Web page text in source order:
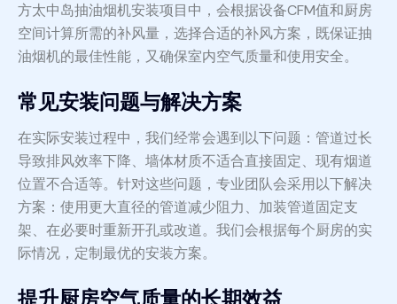
方太中岛抽油烟机安装项目中，会根据设备CFM值和厨房
空间计算所需的补风量，选择合适的补风方案，既保证抽
油烟机的最佳性能，又确保室内空气质量和使用安全。
常见安装问题与解决方案
在实际安装过程中，我们经常会遇到以下问题：管道过长
导致排风效率下降、墙体材质不适合直接固定、现有烟道
位置不合适等。针对这些问题，专业团队会采用以下解决
方案：使用更大直径的管道减少阻力、加装管道固定支
架、在必要时重新开孔或改道。我们会根据每个厨房的实
际情况，定制最优的安装方案。